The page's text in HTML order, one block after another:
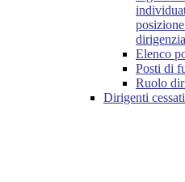
Elenco
Posti di
Ruolo
Dirigenti cessati